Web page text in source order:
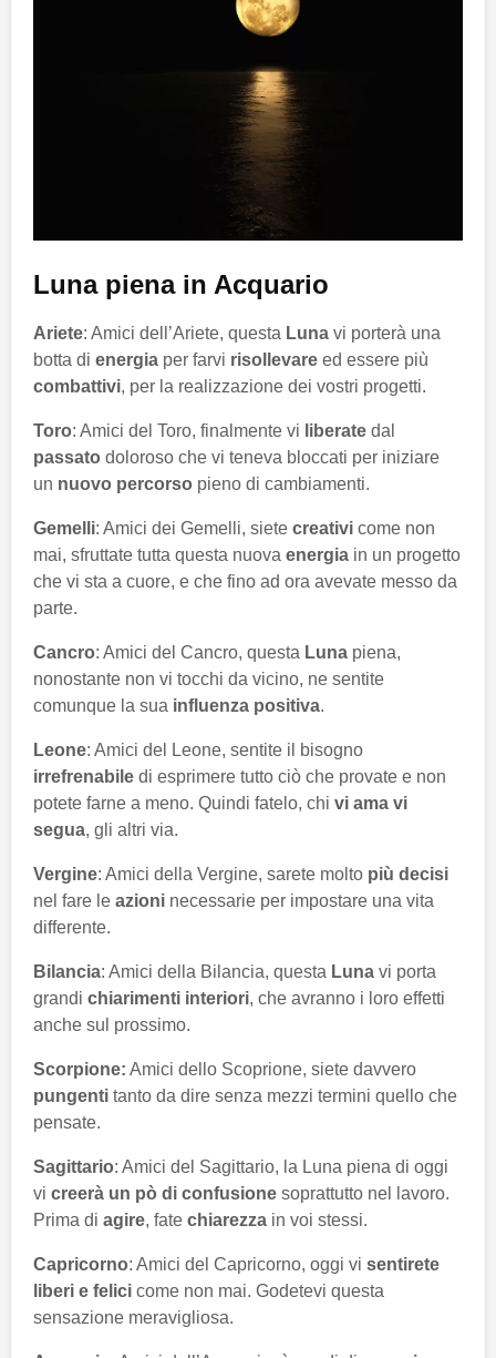
Luna piena in Acquario
Ariete: Amici dell’Ariete, questa Luna vi porterà una
botta di energia per farvi risollevare ed essere più
combattivi, per la realizzazione dei vostri progetti.
Toro: Amici del Toro, finalmente vi liberate dal
passato doloroso che vi teneva bloccati per iniziare
un nuovo percorso pieno di cambiamenti.
Gemelli: Amici dei Gemelli, siete creativi come non
mai, sfruttate tutta questa nuova energia in un progetto
che vi sta a cuore, e che fino ad ora avevate messo da
parte.
Cancro: Amici del Cancro, questa Luna piena,
nonostante non vi tocchi da vicino, ne sentite
comunque la sua influenza positiva.
Leone: Amici del Leone, sentite il bisogno
irrefrenabile di esprimere tutto ciò che provate e non
potete farne a meno. Quindi fatelo, chi vi ama vi
segua, gli altri via.
Vergine: Amici della Vergine, sarete molto più decisi
nel fare le azioni necessarie per impostare una vita
differente.
Bilancia: Amici della Bilancia, questa Luna vi porta
grandi chiarimenti interiori, che avranno i loro effetti
anche sul prossimo.
Scorpione: Amici dello Scoprione, siete davvero
pungenti tanto da dire senza mezzi termini quello che
pensate.
Sagittario: Amici del Sagittario, la Luna piena di oggi
vi creerà un pò di confusione soprattutto nel lavoro.
Prima di agire, fate chiarezza in voi stessi.
Capricorno: Amici del Capricorno, oggi vi sentirete
liberi e felici come non mai. Godetevi questa
sensazione meravigliosa.